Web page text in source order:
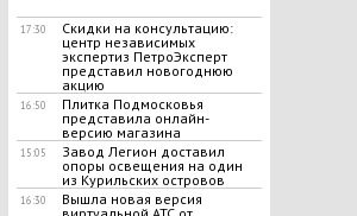
17:30
Скидки на консультацию:
центр независимых
экспертиз ПетроЭксперт
представил новогоднюю
акцию
16:50
Плитка Подмосковья
представила онлайн-
версию магазина
15:05
Завод Легион доставил
опоры освещения на один
из Курильских островов
16:30
Вышла новая версия